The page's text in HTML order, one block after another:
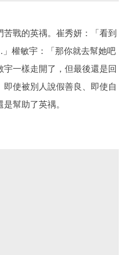
戰的英禑。崔秀妍：「看到
權敏宇：「那你就去幫她吧
宇一樣走開了，但最後還是回
使被別人說假善良、即使自
幫助了英禑。